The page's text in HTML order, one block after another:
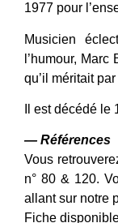
1977 pour
Musicien
l’humour,
qu’il méritait
Il est décédé le
— Références
Vous
n° 80 & 120.
allant sur notre
Fiche